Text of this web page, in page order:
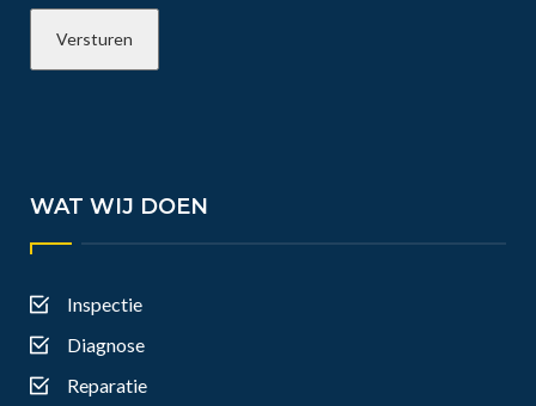
WAT WIJ DOEN
Inspectie
Diagnose
Reparatie